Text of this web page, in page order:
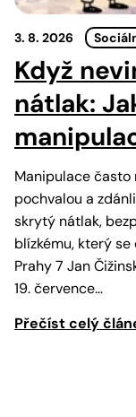
3. 8. 2026
Když
nátlak:
Manipulace často
pochvalou a
skrytý nátlak,
blízkému, který
Prahy 7 Jan
19. července…
Přečíst celý